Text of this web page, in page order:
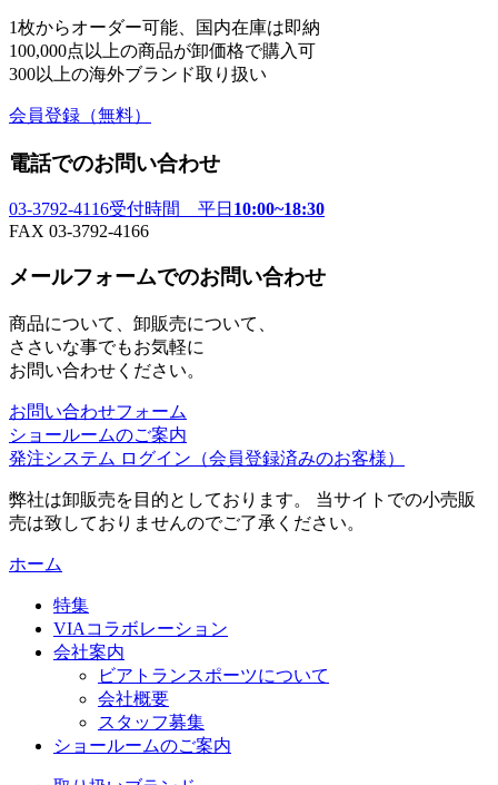
1枚からオーダー可能、国内在庫は即納
100,000点以上の商品が卸価格で購入可
300以上の海外ブランド取り扱い
会員登録 （無料）
電話でのお問い合わせ
03-3792-4116受付時間 平日 10:00~18:30
FAX 03-3792-4166
メールフォームでのお問い合わせ
商品について、卸販売について、
ささいな事でもお気軽に
お問い合わせください。
お問い合わせフォーム
ショールームのご案内
発注システム ログイン （会員登録済みのお客様）
弊社は卸販売を目的としております。 当サイトでの小売販
売は致しておりませんのでご了承ください。
ホーム
特集
VIAコラボレーション
会社案内
ビアトランスポーツについて
会社概要
スタッフ募集
ショールームのご案内